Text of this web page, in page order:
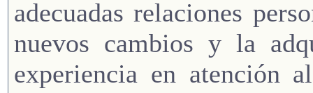
adecuadas relaciones
nuevos cambios y la
experiencia en atención